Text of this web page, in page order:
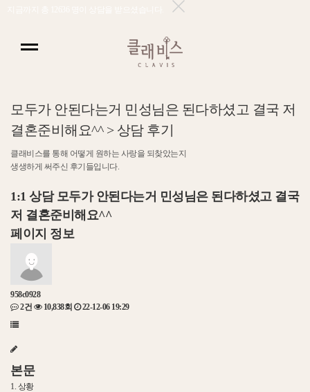
모두가 안된 다는거 민성님은 된 다하셨 고 결국 저
결혼준비 해 요^^ > 상담 후기
클래비 스를 통해 어떻게 원하는 사랑을 되 찾았는지
생생하게 써주신 후기 들입 니 다.
1:1 상담 모두가 안된다는거 민성님은 된다하셨고 결국
저 결혼준비해요^^
페이지 정보
958c0928
2건
10,838회 22-12-06 19:29
본문
1. 상황